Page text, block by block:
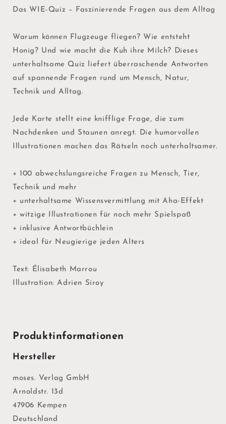
Das WIE- Quiz – Faszinierende Fragen aus dem Alltag
Warum können Flugzeuge fliegen? Wie entsteht
Honig? Und wie macht die Kuh ihre Milch? Dieses
unterhaltsame Quiz liefert überraschende Antworten
auf spannende Fragen rund um Mensch, Natur,
Technik und Alltag.
Jede Karte stellt eine knifflige Frage, die zum
Nachdenken und Staunen anregt. Die humorvollen
Illustrationen machen das Rätseln noch unterhaltsamer.
+ 100 abwechslungsreiche Fragen zu Mensch, Tier,
Technik und mehr
+ unterhaltsame Wissensvermittlung mit Aha-Effekt
+ witzige Illustrationen für noch mehr Spielspaß
+ inklusive Antwortbüchlein
+ ideal für Neugierige jeden Alters
Text: Élisabeth Marrou
Illustration: Adrien Siroy
Produktinformationen
Hersteller
moses. Verlag GmbH
Arnoldstr. 13d
47906 Kempen
Deutschland